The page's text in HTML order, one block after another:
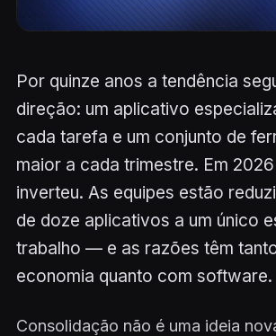
Por quinze anos a tendência
direção: um aplicativo
cada tarefa e um conjunto de
maior a cada trimestre. Em
inverteu. As equipes estão
de doze aplicativos a um único
trabalho — e as razões têm
economia quanto com software.
Consolidação não é uma ideia